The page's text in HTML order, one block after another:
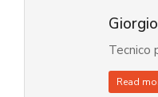
Tecnico
Read